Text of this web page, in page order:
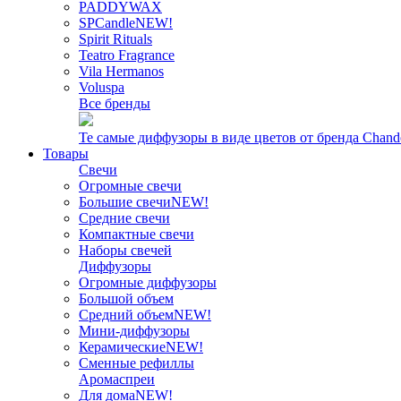
PADDYWAX
SPCandleNEW!
Spirit Rituals
Teatro Fragrance
Vila Hermanos
Voluspa
Все бренды
Те самые диффузоры в виде цветов от бренда
Товары
Свечи
Огромные свечи
Большие свечиNEW!
Средние свечи
Компактные свечи
Наборы свечей
Диффузоры
Огромные диффузоры
Большой объем
Средний объемNEW!
Мини-диффузоры
КерамическиеNEW!
Сменные рефиллы
Аромаспреи
Для домаNEW!